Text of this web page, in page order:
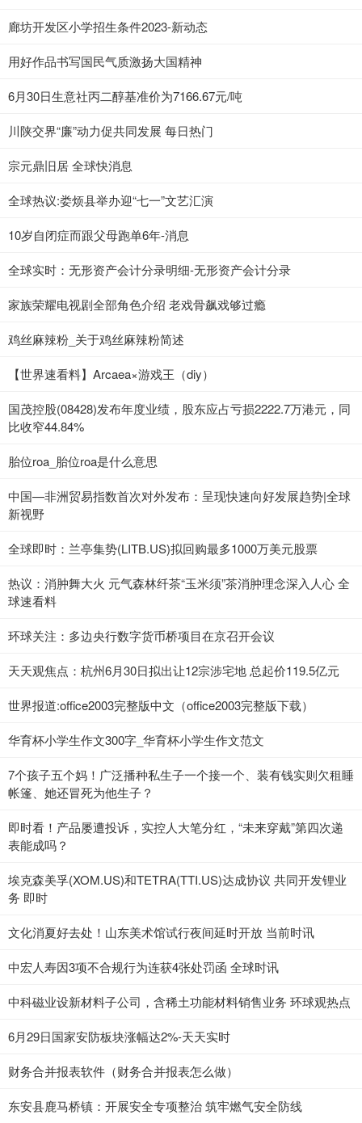
廊坊开发区小学招生条件2023-新动态
用好作品书写国民气质激扬大国精神
6月30日生意社丙二醇基准价为7166.67元/吨
川陕交界“廉”动力促共同发展 每日热门
宗元鼎旧居 全球快消息
全球热议:娄烦县举办迎“七一”文艺汇演
10岁自闭症而跟父母跑单6年-消息
全球实时：无形资产会计分录明细-无形资产会计分录
家族荣耀电视剧全部角色介绍 老戏骨飙戏够过瘾
鸡丝麻辣粉_关于鸡丝麻辣粉简述
【世界速看料】Arcaea×游戏王（diy）
国茂控股(08428)发布年度业绩，股东应占亏损2222.7万港元，同
比收窄44.84%
胎位roa_胎位roa是什么意思
中国—非洲贸易指数首次对外发布：呈现快速向好发展趋势|全球
新视野
全球即时：兰亭集势(LITB.US)拟回购最多1000万美元股票
热议：消肿舞大火 元气森林纤茶“玉米须”茶消肿理念深入人心 全
球速看料
环球关注：多边央行数字货币桥项目在京召开会议
天天观焦点：杭州6月30日拟出让12宗涉宅地 总起价119.5亿元
世界报道:office2003完整版中文（office2003完整版下载）
华育杯小学生作文300字_华育杯小学生作文范文
7个孩子五个妈！广泛播种私生子一个接一个、装有钱实则欠租睡
帐篷、她还冒死为他生子？
即时看！产品屡遭投诉，实控人大笔分红，“未来穿戴”第四次递
表能成吗？
埃克森美孚(XOM.US)和TETRA(TTI.US)达成协议 共同开发锂业
务 即时
文化消夏好去处！山东美术馆试行夜间延时开放 当前时讯
中宏人寿因3项不合规行为连获4张处罚函 全球时讯
中科磁业设新材料子公司，含稀土功能材料销售业务 环球观热点
6月29日国家安防板块涨幅达2%-天天实时
财务合并报表软件（财务合并报表怎么做）
东安县鹿马桥镇：开展安全专项整治 筑牢燃气安全防线